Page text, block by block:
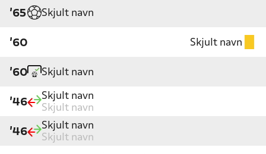
'65 Skjult navn
'60 Skjult navn
'60 Skjult navn
'46
Skjult navn
Skjult navn
'46
Skjult navn
Skjult navn